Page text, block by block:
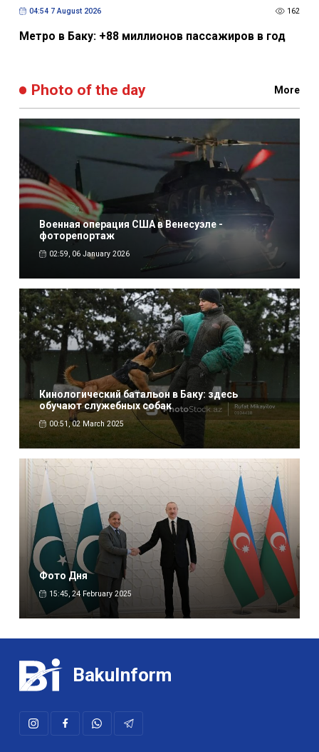
04:54 7 August 2026 162
Метро в Баку: +88 миллионов пассажиров в год
Photo of the day More
Военная операция США в Венесуэле -
фоторепортаж
02:59, 06 January 2026
Кинологический батальон в Баку: здесь
обучают служебных собак
00:51, 02 March 2025
Фото Дня
15:45, 24 February 2025
BakuInform